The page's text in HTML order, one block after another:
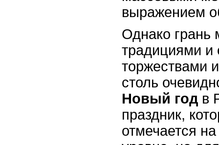
выражением
Однако
традициями
торжествами
столь
Новый год в
праздник,
отмечается